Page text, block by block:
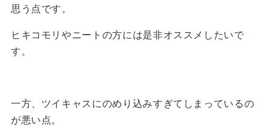
思う点です。
ヒキコモリやニートの方には是非オススメしたいで
す。
一方、ツイキャスにのめり込みすぎてしまっているの
が悪い点。